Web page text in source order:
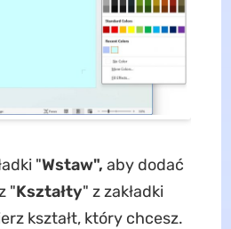
"Wstaw", aby dodać
"Kształty" z zakładki
kształt, który chcesz.